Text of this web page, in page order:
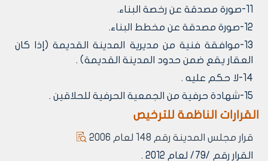
11-صورة مصدقة عن رخصة البناء.
12-صورة مصدقة عن مخطط البناء.
13-موافقة فنية من مديرية المدينة القديمة (إذا كان
العقار يقع ضمن حدود المدينة القديمة) .
14-لا حكم عليه .
15-شهادة حرفية من الجمعية الحرفية للحلاقين .
القرارات الناظمة للترخيص
قرار مجلس المدينة رقم 148 لعام 2006
القرار رقم /79/ لعام 2012 .